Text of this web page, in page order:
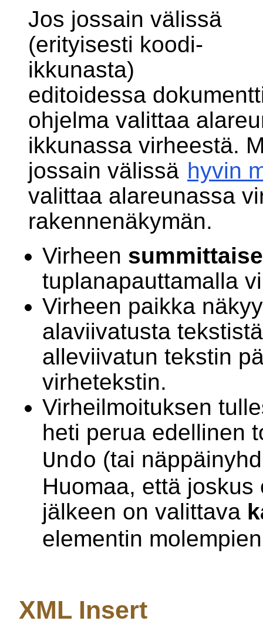
Jos jossain välissä
(erityisesti koodi-
ikkunasta)
editoidessa
ohjelma valittaa
ikkunassa virheestä.
jossain välissä hyvin
valittaa alareunassa
rakennenäkymän.
Virheen
tuplanapauttamalla
Virheen paikka
alaviivatusta
alleviivatun tekstin
virhetekstin.
Virheilmoituksen
heti perua edellinen
Undo (tai
Huomaa, että
jälkeen on valittava
elementin
XML Insert